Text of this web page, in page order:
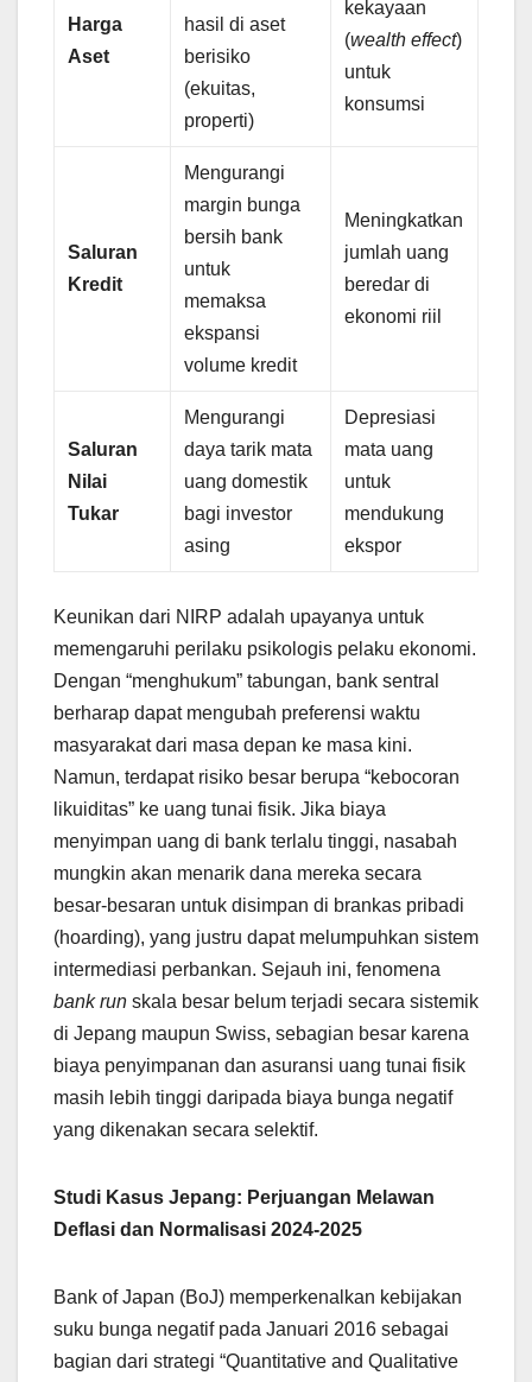
Harga
Aset
hasil di aset
berisiko
(ekuitas,
properti)
kekayaan
(wealth effect)
untuk
konsumsi
Saluran
Kredit
Mengurangi
margin bunga
bersih bank
untuk
memaksa
ekspansi
volume kredit
Meningkatkan
jumlah uang
beredar di
ekonomi riil
Saluran
Nilai
Tukar
Mengurangi
daya tarik mata
uang domestik
bagi investor
asing
Depresiasi
mata uang
untuk
mendukung
ekspor
Keunikan dari NIRP adalah upayanya untuk
memengaruhi perilaku psikologis pelaku ekonomi.
Dengan “menghukum” tabungan, bank sentral
berharap dapat mengubah preferensi waktu
masyarakat dari masa depan ke masa kini.
Namun, terdapat risiko besar berupa “kebocoran
likuiditas” ke uang tunai fisik. Jika biaya
menyimpan uang di bank terlalu tinggi, nasabah
mungkin akan menarik dana mereka secara
besar-besaran untuk disimpan di brankas pribadi
(hoarding), yang justru dapat melumpuhkan sistem
intermediasi perbankan. Sejauh ini, fenomena
bank run skala besar belum terjadi secara sistemik
di Jepang maupun Swiss, sebagian besar karena
biaya penyimpanan dan asuransi uang tunai fisik
masih lebih tinggi daripada biaya bunga negatif
yang dikenakan secara selektif.
Studi Kasus Jepang: Perjuangan Melawan
Deflasi dan Normalisasi 2024-2025
Bank of Japan (BoJ) memperkenalkan kebijakan
suku bunga negatif pada Januari 2016 sebagai
bagian dari strategi “Quantitative and Qualitative